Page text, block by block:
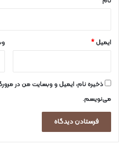
ایمیل*
ذخیره نام، ایمیل و وبسایت من در
می‌نویسم.